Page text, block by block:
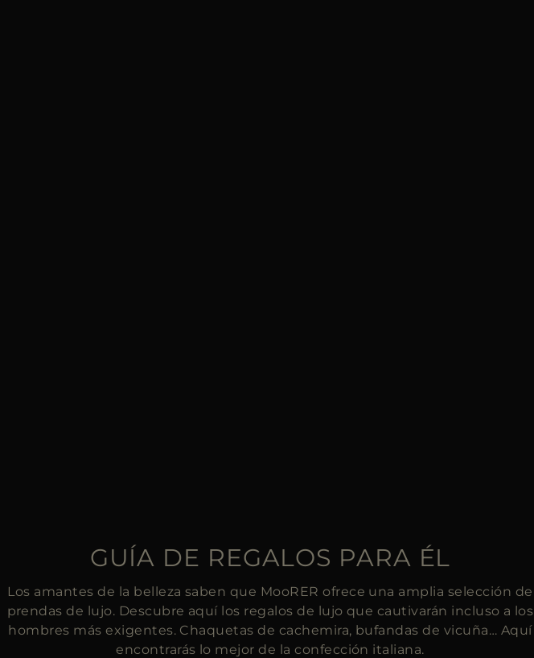
GUÍA DE REGALOS PARA ÉL
Los amantes de la belleza saben que MooRER ofrece una amplia selección de
prendas de lujo. Descubre aquí los regalos de lujo que cautivarán incluso a los
hombres más exigentes. Chaquetas de cachemira, bufandas de vicuña… Aquí
encontrarás lo mejor de la confección italiana.